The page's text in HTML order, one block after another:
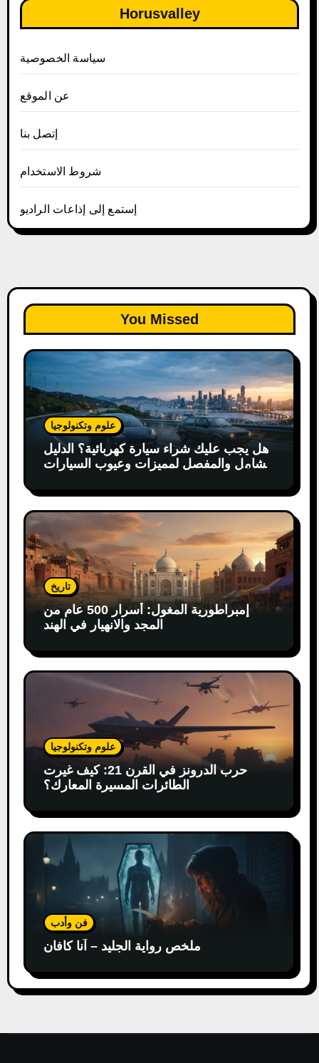
Horusvalley
سياسة الخصوصية
عن الموقع
إتصل بنا
شروط الاستخدام
إستمع إلى إذاعات الراديو
You Missed
علوم وتكنولوجيا
هل يجب عليك شراء سيارة كهربائية؟ الدليل
الشامل والمفصل لمميزات وعيوب السيارات
تاريخ
إمبراطورية المغول: أسرار 500 عام من
المجد والانهيار في الهند
علوم وتكنولوجيا
حرب الدرونز في القرن 21: كيف غيرت
الطائرات المسيرة المعارك؟
فن وأدب
ملخص رواية الجليد – آنا كافان